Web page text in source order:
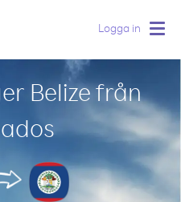
Logga in
Belize från